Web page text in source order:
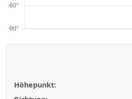
Höhepunkt: